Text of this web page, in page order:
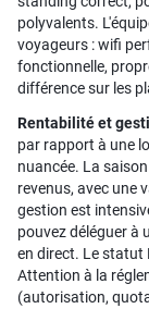
polyvalents.
voyageurs : wifi
fonctionnelle,
différence sur les
Rentabilité et
par rapport à une
nuancée. La
revenus, avec une
gestion est
pouvez déléguer à
en direct. Le statut
Attention à la
(autorisation,